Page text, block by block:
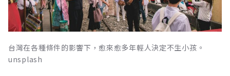
台灣在各種條件的影響下，愈來愈多年輕人決定不生小孩。
unsplash